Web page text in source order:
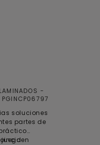
PGINCP06797
soluciones
partes de
juego